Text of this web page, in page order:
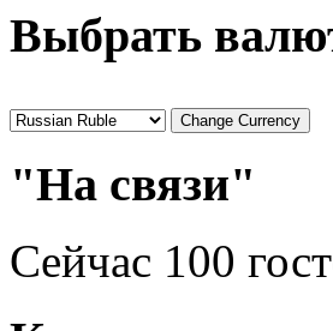
Выбрать
"На связи"
Сейчас 100